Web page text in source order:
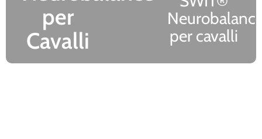
per
Cavalli
per cavalli